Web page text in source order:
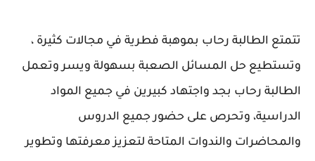
تتمتع الطالبة رحاب بموهبة فطرية في مجالات كثيرة ،
وتستطيع حل المسائل الصعبة بسهولة ويسر وتعمل
الطالبة رحاب بجد واجتهاد كبيرين في جميع المواد
الدراسية، وتحرص على حضور جميع الدروس
والمحاضرات والندوات المتاحة لتعزيز معرفتها وتطوير